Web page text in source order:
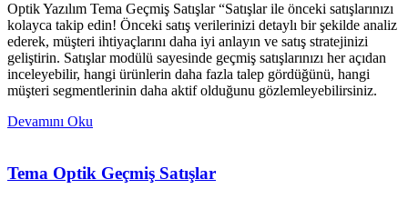
Optik Yazılım Tema Geçmiş Satışlar “Satışlar ile önceki satışlarınızı
kolayca takip edin! Önceki satış verilerinizi detaylı bir şekilde analiz
ederek, müşteri ihtiyaçlarını daha iyi anlayın ve satış stratejinizi
geliştirin. Satışlar modülü sayesinde geçmiş satışlarınızı her açıdan
inceleyebilir, hangi ürünlerin daha fazla talep gördüğünü, hangi
müşteri segmentlerinin daha aktif olduğunu gözlemleyebilirsiniz.
Devamını Oku
Tema Optik Geçmiş Satışlar